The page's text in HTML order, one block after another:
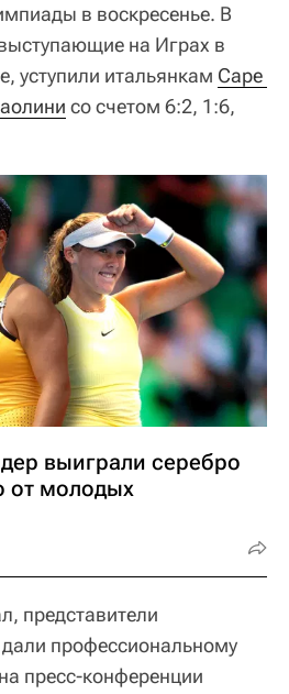
в воскресенье. В
на Играх в
уступили итальянкам Саре
со счетом 6:2, 1:6,
выиграли серебро
от молодых
представители
профессиональному
пресс-конференции